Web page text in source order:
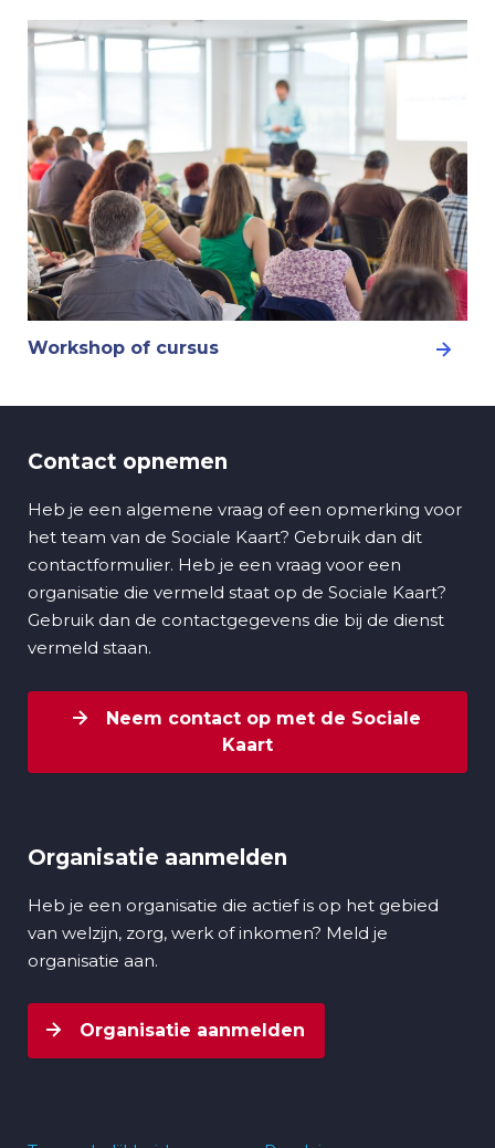
Workshop of cursus
Contact opnemen
Heb je een algemene vraag of een opmerking voor
het team van de Sociale Kaart? Gebruik dan dit
contactformulier. Heb je een vraag voor een
organisatie die vermeld staat op de Sociale Kaart?
Gebruik dan de contactgegevens die bij de dienst
vermeld staan.
Neem contact op met de Sociale
Kaart
Organisatie aanmelden
Heb je een organisatie die actief is op het gebied
van welzijn, zorg, werk of inkomen? Meld je
organisatie aan.
Organisatie aanmelden